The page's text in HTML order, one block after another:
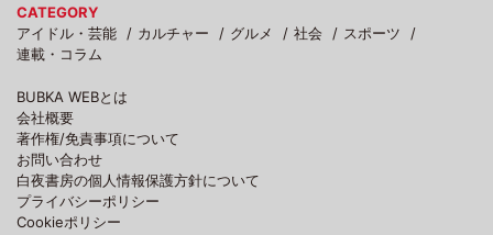
CATEGORY
アイドル・芸能
カルチャー グルメ 社会
スポーツ
連載・コラム
BUBKA WEBとは
会社概要
著作権/免責事項について
お問い合わせ
白夜書房の個人情報保護方針について
プライバシーポリシー
Cookieポリシー